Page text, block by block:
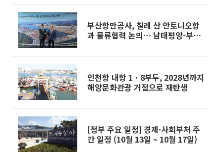
부산항만공사, 칠레 산 안토니오항
과 물류협력 논의… 남태평양-부산
인천항 내항 1ㆍ8부두, 2028년까지
해양문화관광 거점으로 재탄생
[정부 주요 일정] 경제·사회부처 주
간 일정 (10월 13일 ~ 10월 17일)